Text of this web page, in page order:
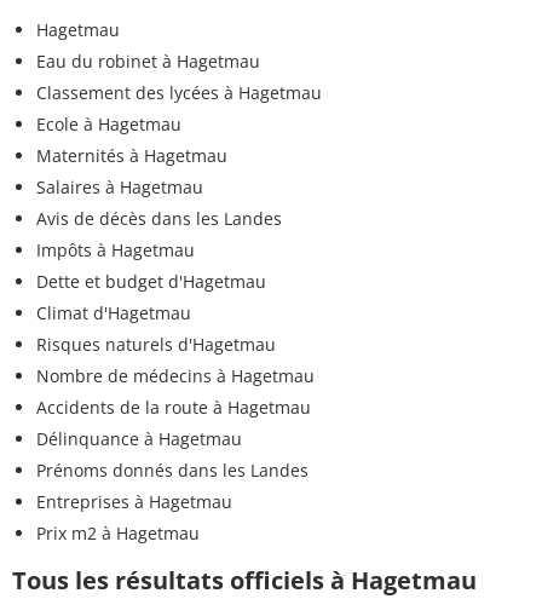
Hagetmau
Eau du robinet à Hagetmau
Classement des lycées à Hagetmau
Ecole à Hagetmau
Maternités à Hagetmau
Salaires à Hagetmau
Avis de décès dans les Landes
Impôts à Hagetmau
Dette et budget d'Hagetmau
Climat d'Hagetmau
Risques naturels d'Hagetmau
Nombre de médecins à Hagetmau
Accidents de la route à Hagetmau
Délinquance à Hagetmau
Prénoms donnés dans les Landes
Entreprises à Hagetmau
Prix m2 à Hagetmau
Tous les résultats officiels à Hagetmau